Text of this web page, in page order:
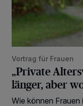
Vortrag für Frauen
„Private
länger, aber
Wie können Frauen